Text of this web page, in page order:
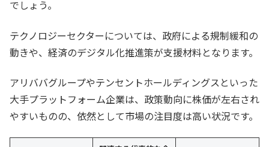
でしょう。
テクノロジーセクターについては、政府による規制緩和の
動きや、経済のデジタル化推進策が支援材料となります。
アリババグループやテンセントホールディングスといった
大手プラットフォーム企業は、政策動向に株価が左右され
やすいものの、依然として市場の注目度は高い状況です。